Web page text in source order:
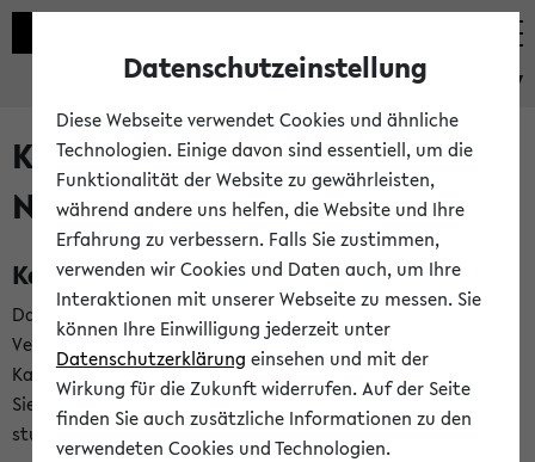
eKVV
Kalenderintegration und
Newsfeeds
Kalenderintegration
Das eKVV bietet Ihnen die Möglichkeit,
Veranstaltungstermine in eine Vielzahl von
Kalenderanwendungen einzubinden. Auf diese Weise können
Sie einen gemeinsamen Überblick über Ihre privaten und
studienbezogenen Termine erhalten.
Datenschutzeinstellung
Diese Webseite verwendet Cookies und ähnliche
Technologien. Einige davon sind essentiell, um die
Funktionalität der Website zu gewährleisten,
während andere uns helfen, die Website und Ihre
Erfahrung zu verbessern. Falls Sie zustimmen,
verwenden wir Cookies und Daten auch, um Ihre
Interaktionen mit unserer Webseite zu messen. Sie
können Ihre Einwilligung jederzeit unter
Datenschutzerklärung einsehen und mit der
Wirkung für die Zukunft widerrufen. Auf der Seite
finden Sie auch zusätzliche Informationen zu den
verwendeten Cookies und Technologien.